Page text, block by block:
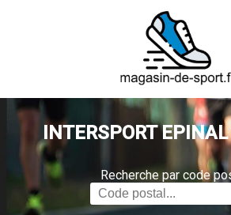
INTERSPORT
Recherche par code